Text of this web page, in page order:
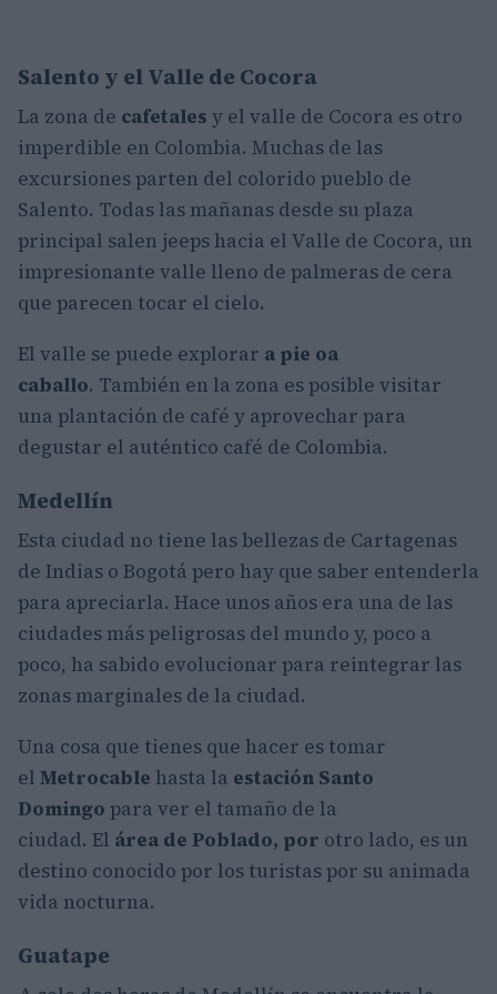
Salento y el Valle de Cocora
La zona de cafetales y el valle de Cocora es otro
imperdible en Colombia. Muchas de las
excursiones parten del colorido pueblo de
Salento. Todas las mañanas desde su plaza
principal salen jeeps hacia el Valle de Cocora, un
impresionante valle lleno de palmeras de cera
que parecen tocar el cielo.
El valle se puede explorar a pie oa
caballo. También en la zona es posible visitar
una plantación de café y aprovechar para
degustar el auténtico café de Colombia.
Medellín
Esta ciudad no tiene las bellezas de Cartagenas
de Indias o Bogotá pero hay que saber entenderla
para apreciarla. Hace unos años era una de las
ciudades más peligrosas del mundo y, poco a
poco, ha sabido evolucionar para reintegrar las
zonas marginales de la ciudad.
Una cosa que tienes que hacer es tomar
el Metrocable hasta la estación Santo
Domingo para ver el tamaño de la
ciudad. El área de Poblado, por otro lado, es un
destino conocido por los turistas por su animada
vida nocturna.
Guatape